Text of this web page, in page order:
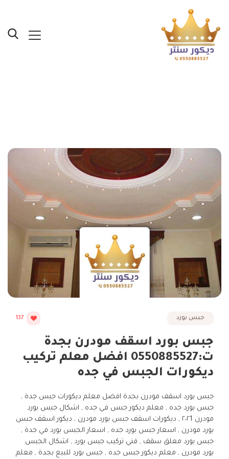
جبس بورد 137
جبس بورد اسقف مودرن بجدة
ت:0550885527 افضل معلم تركيب
ديكورات الجبس في جده
جبس بورد اسقف مودرن بجدة افضل معلم ديكورات جبس جدة ,
جبس بورد جده , معلم ديكور جبس في جده , اشكال جبس بورد
مودرن ٢٠٢1 , ديكورات اسقف جبس بورد مودرن , ديكور اسقف جبس
بورد مودرن , اسعار جبس بورد جده , اسعار الجبس بورد في جدة ,
جبس بورد معلق سقف , فني تركيب جبس بورد , اشكال الجبس
بورد مودرن , معلم ديكور جبس جده , جبس بورد للبيع بجدة , معلم